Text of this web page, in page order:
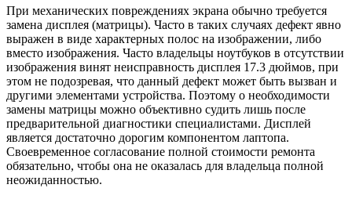
При механических повреждениях экрана обычно требуется
замена дисплея (матрицы). Часто в таких случаях дефект явно
выражен в виде характерных полос на изображении, либо
вместо изображения. Часто владельцы ноутбуков в отсутствии
изображения винят неисправность дисплея 17.3 дюймов, при
этом не подозревая, что данный дефект может быть вызван и
другими элементами устройства. Поэтому о необходимости
замены матрицы можно объективно судить лишь после
предварительной диагностики специалистами. Дисплей
является достаточно дорогим компонентом лаптопа.
Своевременное согласование полной стоимости ремонта
обязательно, чтобы она не оказалась для владельца полной
неожиданностью.